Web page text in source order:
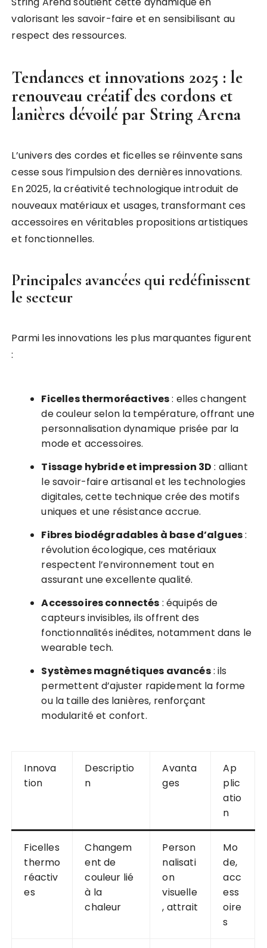
valorisant les savoir-faire et en sensibilisant au
respect des ressources.
Tendances et innovations 2025 : le
renouveau créatif des cordons et
lanières dévoilé par String Arena
L’univers des cordes et ficelles se réinvente sans
cesse sous l’impulsion des dernières innovations.
En 2025, la créativité technologique introduit de
nouveaux matériaux et usages, transformant ces
accessoires en véritables propositions artistiques
et fonctionnelles.
Principales avancées qui redéfinissent
le secteur
Parmi les innovations les plus marquantes figurent
:
Ficelles thermoréactives: elles changent
de couleur selon la température, offrant une
personnalisation dynamique prisée par la
mode et accessoires.
Tissage hybride et impression 3D : alliant
le savoir-faire artisanal et les technologies
digitales, cette technique crée des motifs
uniques et une résistance accrue.
Fibres biodégradables à base d’algues:
révolution écologique, ces matériaux
respectent l’environnement tout en
assurant une excellente qualité.
Accessoires connectés : équipés de
capteurs invisibles, ils offrent des
fonctionnalités inédites, notamment dans le
wearable tech.
Systèmes magnétiques avancés: ils
permettent d’ajuster rapidement la forme
ou la taille des lanières, renforçant
modularité et confort.
Innova
tion
Descriptio
n
Avanta
ges
Ap
plic
atio
n
Ficelles
thermo
réactiv
es
Changem
ent de
couleur lié
à la
chaleur
Person
nalisati
on
visuelle
, attrait
Mo
de,
acc
ess
oire
s